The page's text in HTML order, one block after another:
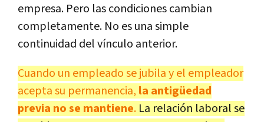
empresa. Pero las condiciones cambian
completamente. No es una simple
continuidad del vínculo anterior.
Cuando un empleado se jubila y el empleador
acepta su permanencia, la antigüedad
previa no se mantiene. La relación laboral se